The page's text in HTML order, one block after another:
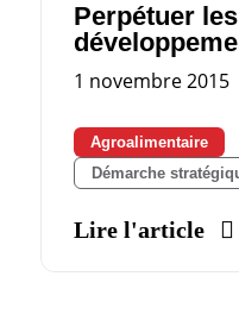
Perpétuer
1 novembre 2015
Agroalimentaire
Démarche
Lire l'article